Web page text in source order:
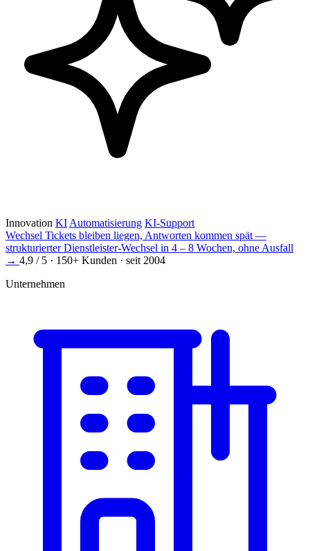
Innovation KI Automatisierung KI-Support
Wechsel Tickets bleiben liegen, Antworten kommen spät —
strukturierter Dienstleister-Wechsel in 4 – 8 Wochen, ohne Ausfall
→ 4,9 / 5 · 150+ Kunden · seit 2004
Unternehmen